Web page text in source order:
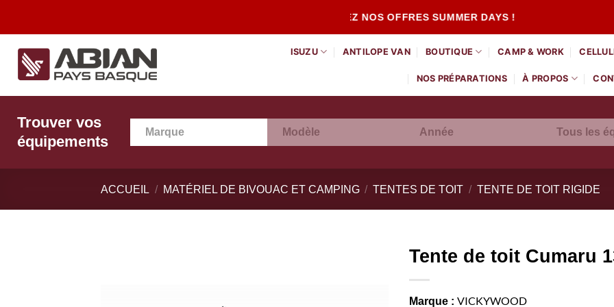
DÉCOUVREZ NOS OFFRES SUMMER DAYS !
ISUZU ANTILOPE VAN BOUTIQUE CAMP & WORK
NOS PRÉPARATIONS À PROPOS
Trouver vos
équipements
Marque Modèle Année
ACCUEIL MATÉRIEL DE BIVOUAC ET CAMPING / TENTES DE TOIT TENTE DE TOIT RIGIDE
Tente de toit Cumaru
Marque :VICKYWOOD